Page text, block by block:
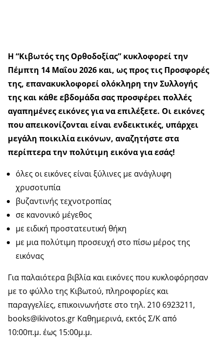
Η “Κιβωτός της Ορθοδοξίας” κυκλοφορεί την
Πέμπτη 14 Μαΐου 2026 και, ως προς τις Προσφορές
της, επανακυκλοφορείολόκληρη την Συλλογής
της και κάθε εβδομάδασας προσφέρει πολλές
αγαπημένες εικόνεςγια να επιλέξετε. Οι εικόνες
που απεικονίζονται είναι ενδεικτικές, υπάρχει
μεγάλη ποικιλία εικόνων, αναζητήστε στα
περίπτερα την πολύτιμη εικόνα για εσάς!
όλες οι εικόνες είναι ξύλινες με ανάγλυφη
χρυσοτυπία
βυζαντινής τεχνοτροπίας
σε κανονικό μέγεθος
με ειδική προστατευτική θήκη
με μια πολύτιμη προσευχή στο πίσω μέρος της
εικόνας
Για παλαιότερα βιβλία και εικόνες που κυκλοφόρησαν
με το φύλλο της Κιβωτού, πληροφορίες και
παραγγελίες, επικοινωνήστε στο τηλ. 210 6923211,
books@ikivotos.gr Καθημερινά, εκτός Σ/Κ από
10:00π.μ. έως 15:00μ.μ.